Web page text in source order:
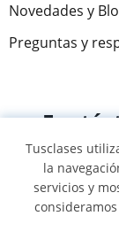
Novedades y
Preguntas y
©
Tusclases
la
servicios y